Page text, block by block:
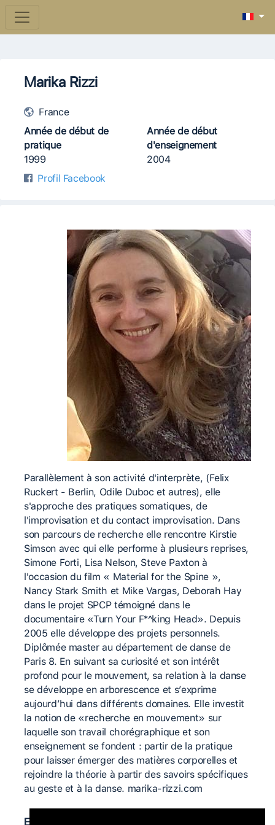
Marika Rizzi
France
Année de début de
pratique
1999
Année de début
d'enseignement
2004
Profil Facebook
Parallèlement à son activité d'interprète, (Felix
Ruckert - Berlin, Odile Duboc et autres), elle
s'approche des pratiques somatiques, de
l'improvisation et du contact improvisation. Dans
son parcours de recherche elle rencontre Kirstie
Simson avec qui elle performe à plusieurs reprises,
Simone Forti, Lisa Nelson, Steve Paxton à
l'occasion du film « Material for the Spine »,
Nancy Stark Smith et Mike Vargas, Deborah Hay
dans le projet SPCP témoigné dans le
documentaire «Turn Your F*^king Head». Depuis
2005 elle développe des projets personnels.
Diplômée master au département de danse de
Paris 8. En suivant sa curiosité et son intérêt
profond pour le mouvement, sa relation à la danse
se développe en arborescence et s’exprime
aujourd’hui dans différents domaines. Elle investit
la notion de «recherche en mouvement» sur
laquelle son travail chorégraphique et son
enseignement se fondent : partir de la pratique
pour laisser émerger des matières corporelles et
rejoindre la théorie à partir des savoirs spécifiques
au geste et à la danse. marika-rizzi.com
Enseignants-es importants-es